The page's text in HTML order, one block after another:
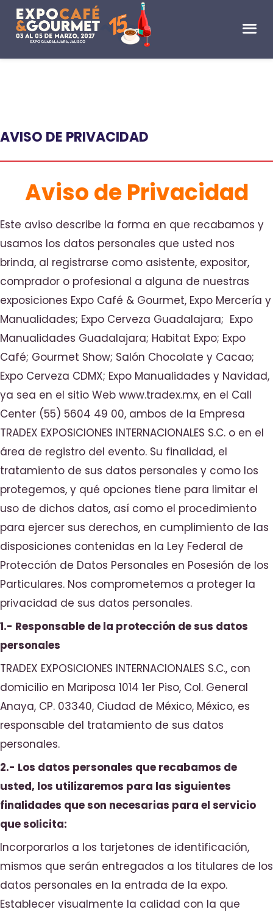
AVISO DE PRIVACIDAD
Aviso de Privacidad
Este aviso describe la forma en que recabamos y
usamos los datos personales que usted nos
brinda, al registrarse como asistente, expositor,
comprador o profesional a alguna de nuestras
exposiciones Expo Café & Gourmet, Expo Mercería y
Manualidades; Expo Cerveza Guadalajara; Expo
Manualidades Guadalajara; Habitat Expo; Expo
Café; Gourmet Show; Salón Chocolate y Cacao;
Expo Cerveza CDMX; Expo Manualidades y Navidad,
ya sea en el sitio Web www.tradex.mx, en el Call
Center (55) 5604 49 00, ambos de la Empresa
TRADEX EXPOSICIONES INTERNACIONALES S.C. o en el
área de registro del evento. Su finalidad, el
tratamiento de sus datos personales y como los
protegemos, y qué opciones tiene para limitar el
uso de dichos datos, así como el procedimiento
para ejercer sus derechos, en cumplimiento de las
disposiciones contenidas en la Ley Federal de
Protección de Datos Personales en Posesión de los
Particulares. Nos comprometemos a proteger la
privacidad de sus datos personales.
1.- Responsable de la protección de sus datos
personales
TRADEX EXPOSICIONES INTERNACIONALES S.C., con
domicilio en Mariposa 1014 1er Piso, Col. General
Anaya, CP. 03340, Ciudad de México, México, es
responsable del tratamiento de sus datos
personales.
2.- Los datos personales que recabamos de
usted, los utilizaremos para las siguientes
finalidades que son necesarias para el servicio
que solicita:
Incorporarlos a los tarjetones de identificación,
mismos que serán entregados a los titulares de los
datos personales en la entrada de la expo.
Establecer visualmente la calidad con la que